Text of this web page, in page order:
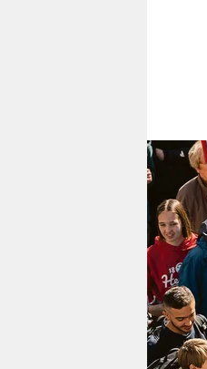
berlin
nord
verlag